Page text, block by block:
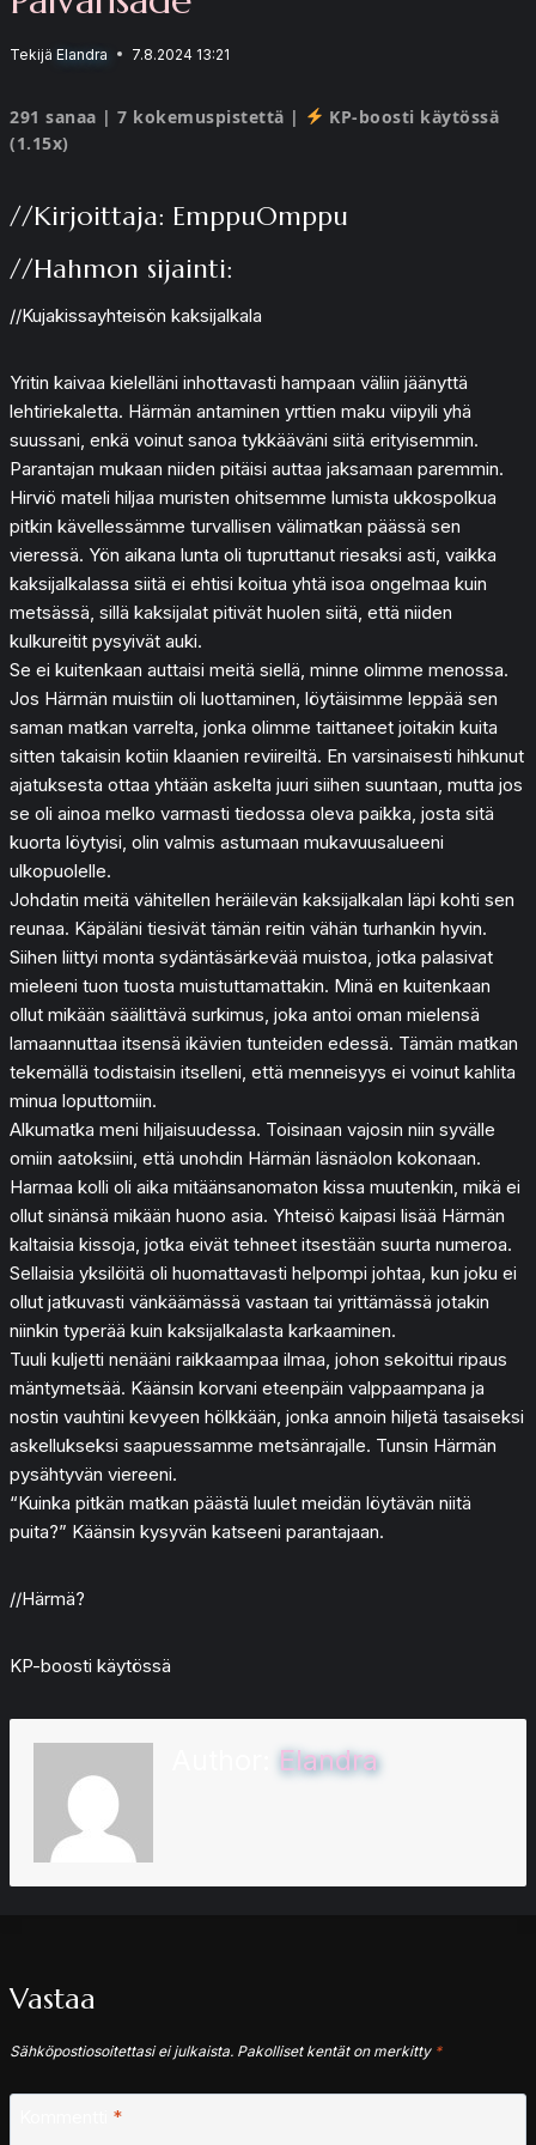
Tekijä Elandra 7.8.2024 13:21
291 sanaa | 7 kokemuspistettä |
KP-boosti käytössä
(1.15x)
//Kirjoittaja: EmppuOmppu
//Hahmon sijainti:
//Kujakissayhteisön kaksijalkala
Yritin kaivaa kielelläni inhottavasti hampaan väliin jäänyttä
lehtiriekaletta. Härmän antaminen yrttien maku viipyili yhä
suussani, enkä voinut sanoa tykkääväni siitä erityisemmin.
Parantajan mukaan niiden pitäisi auttaa jaksamaan paremmin.
Hirviö mateli hiljaa muristen ohitsemme lumista ukkospolkua
pitkin kävellessämme turvallisen välimatkan päässä sen
vieressä. Yön aikana lunta oli tupruttanut riesaksi asti, vaikka
kaksijalkalassa siitä ei ehtisi koitua yhtä isoa ongelmaa kuin
metsässä, sillä kaksijalat pitivät huolen siitä, että niiden
kulkureitit pysyivät auki.
Se ei kuitenkaan auttaisi meitä siellä, minne olimme menossa.
Jos Härmän muistiin oli luottaminen, löytäisimme leppää sen
saman matkan varrelta, jonka olimme taittaneet joitakin kuita
sitten takaisin kotiin klaanien reviireiltä. En varsinaisesti hihkunut
ajatuksesta ottaa yhtään askelta juuri siihen suuntaan, mutta jos
se oli ainoa melko varmasti tiedossa oleva paikka, josta sitä
kuorta löytyisi, olin valmis astumaan mukavuusalueeni
ulkopuolelle.
Johdatin meitä vähitellen heräilevän kaksijalkalan läpi kohti sen
reunaa. Käpäläni tiesivät tämän reitin vähän turhankin hyvin.
Siihen liittyi monta sydäntäsärkevää muistoa, jotka palasivat
mieleeni tuon tuosta muistuttamattakin. Minä en kuitenkaan
ollut mikään säälittävä surkimus, joka antoi oman mielensä
lamaannuttaa itsensä ikävien tunteiden edessä. Tämän matkan
tekemällä todistaisin itselleni, että menneisyys ei voinut kahlita
minua loputtomiin.
Alkumatka meni hiljaisuudessa. Toisinaan vajosin niin syvälle
omiin aatoksiini, että unohdin Härmän läsnäolon kokonaan.
Harmaa kolli oli aika mitäänsanomaton kissa muutenkin, mikä ei
ollut sinänsä mikään huono asia. Yhteisö kaipasi lisää Härmän
kaltaisia kissoja, jotka eivät tehneet itsestään suurta numeroa.
Sellaisia yksilöitä oli huomattavasti helpompi johtaa, kun joku ei
ollut jatkuvasti vänkäämässä vastaan tai yrittämässä jotakin
niinkin typerää kuin kaksijalkalasta karkaaminen.
Tuuli kuljetti nenääni raikkaampaa ilmaa, johon sekoittui ripaus
mäntymetsää. Käänsin korvani eteenpäin valppaampana ja
nostin vauhtini kevyeen hölkkään, jonka annoin hiljetä tasaiseksi
askellukseksi saapuessamme metsänrajalle. Tunsin Härmän
pysähtyvän viereeni.
“Kuinka pitkän matkan päästä luulet meidän löytävän niitä
puita?” Käänsin kysyvän katseeni parantajaan.
//Härmä?
KP-boosti käytössä
Elandra
Vastaa
Sähköpostiosoitettasi ei julkaista. Pakolliset kentät on merkitty *
*